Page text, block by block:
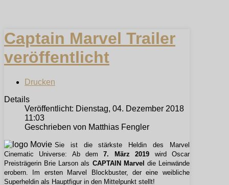
Captain Marvel Trailer
veröffentlicht
Drucken
Details
Veröffentlicht: Dienstag, 04. Dezember 2018
11:03
Geschrieben von Matthias Fengler
Sie ist die stärkste Heldin des Marvel
Cinematic Universe: Ab dem7. März 2019 wird Oscar
Preisträgerin Brie Larson als CAPTAIN Marvel die Leinwände
erobern. Im ersten Marvel Blockbuster, der eine weibliche
Superheldin als Hauptfigur in den Mittelpunkt stellt!